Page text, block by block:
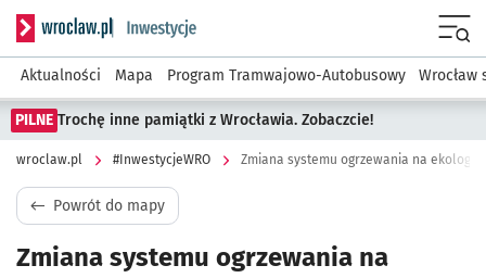
Serwis informacyjny wroclaw.pl podserwis:
Aktualności Mapa Program Tramwajowo-Autobusowy Wrocław
PILNE Trochę inne pamiątki z Wrocławia. Zobaczcie!
wroclaw.pl #InwestycjeWRO Zmiana systemu ogrzewania na
Powrót do mapy
Zmiana systemu ogrzewania na